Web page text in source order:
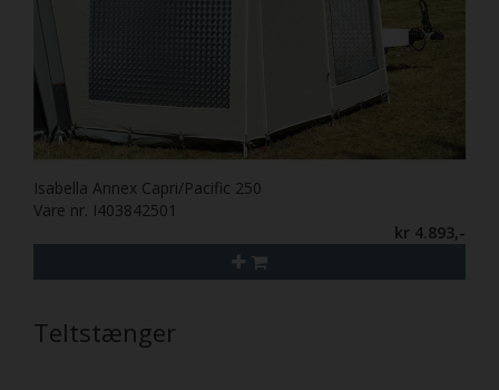
Isabella Annex Capri/Pacific 250
Vare nr. I403842501
kr 4.893,-
Teltstænger